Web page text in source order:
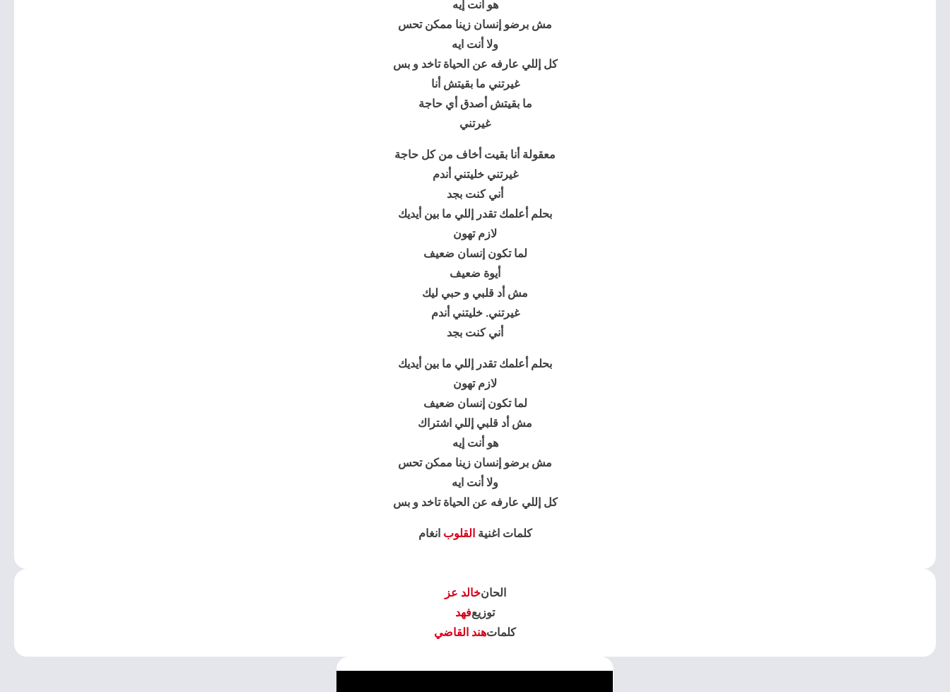
هو أنت إيه
مش برضو إنسان زينا ممكن تحس
ولا أنت ايه
كل إللي عارفه عن الحياة تاخد و بس
غيرتني ما بقيتش أنا
ما بقيتش أصدق أي حاجة
غيرتني
معقولة أنا بقيت أخاف من كل حاجة
غيرتني خليتني أندم
أني كنت بجد
بحلم أعلمك تقدر إللي ما بين أيديك
لازم تهون
لما تكون إنسان ضعيف
أيوة ضعيف
مش أد قلبي و حبي ليك
غيرتني. خليتني أندم
أني كنت بجد
بحلم أعلمك تقدر إللي ما بين أيديك
لازم تهون
لما تكون إنسان ضعيف
مش أد قلبي إللي اشتراك
هو أنت إيه
مش برضو إنسان زينا ممكن تحس
ولا أنت ايه
كل إللي عارفه عن الحياة تاخد و بس
كلمات اغنية القلوب انغام
الحانخالد عز
توزيعفهد
كلماتهند القاضي